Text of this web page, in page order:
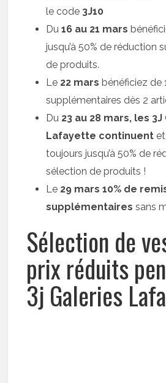
le code 3J10
Du16 au 21 mars
jusqu’à 50% de réduction
de produits.
Le 22 mars bénéficiez de
supplémentaires dès 2
Du 23 au 28 mars, les
Lafayette continuent
toujours jusqu’à 50% de
sélection de produits !
Le 29 mars 10% de
supplémentaires sans
Sélection de
prix réduits
3j Galeries